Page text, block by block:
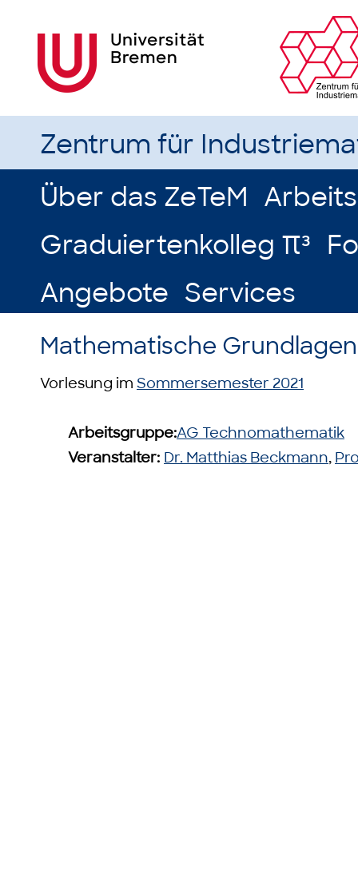
Zentrum für
Über das ZeTeM
Graduiertenkolleg π³
Angebote Services
Mathematische
Vorlesung im Sommersemester 2021
Arbeitsgruppe:AG Technomathematik
Veranstalter: Dr. Matthias Beckmann,